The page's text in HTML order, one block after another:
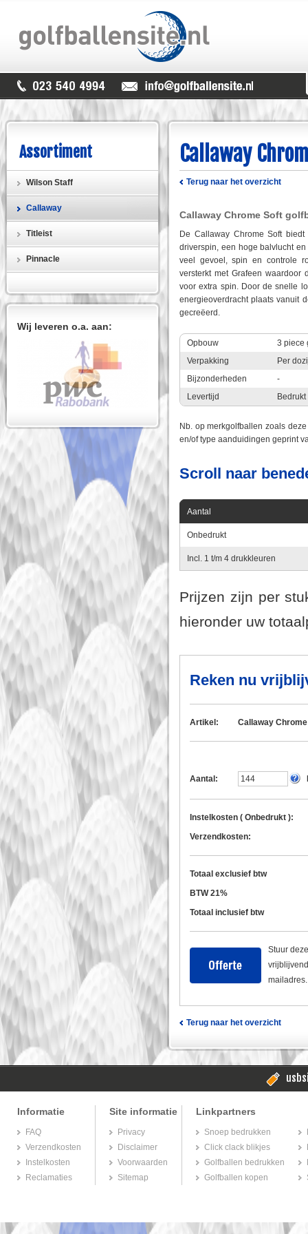
Assortiment
Wilson Staff
Callaway
Titleist
Pinnacle
Wij leveren o.a. aan:
Callaway
Terug naar het overzicht
Callaway Chrome Soft
De Callaway Chrome Soft
driverspin, een hoge balvlucht
veel gevoel, spin en controle
versterkt met Grafeen
voor extra spin. Door de snelle
energieoverdracht plaats vanuit
gecreëerd.
Opbouw
3 piece
Verpakking
Per
Bijzonderheden
-
Levertijd
Nb. op merkgolfballen zoals
en/of type aanduidingen geprint
Scroll naar
Aantal
Onbedrukt
Incl. 1 t/m 4 drukkleuren
Prijzen zijn per
hieronder uw
Reken nu
Artikel: Callaway
Aantal:
Instelkosten ( Onbedrukt ):
Verzendkosten:
Totaal exclusief btw
BTW 21%
Totaal inclusief btw
Stuur
mailadres.
Terug naar het overzicht
Informatie
FAQ
Verzendkosten
Instelkosten
Reclamaties
Site informatie
Privacy
Disclaimer
Voorwaarden
Sitemap
Linkpartners
Snoep bedrukken
Click clack blikjes
Golfballen bedrukken
Golfballen kopen